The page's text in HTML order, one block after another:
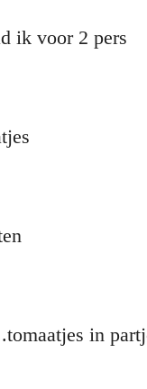
ik voor 2 pers
in